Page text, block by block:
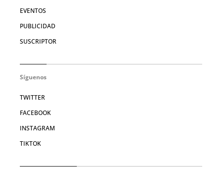
EVENTOS
PUBLICIDAD
SUSCRIPTOR
Síguenos
TWITTER
FACEBOOK
INSTAGRAM
TIKTOK